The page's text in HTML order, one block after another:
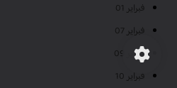
فبراير 01
فبراير 07
فبراير 09
فبراير 10